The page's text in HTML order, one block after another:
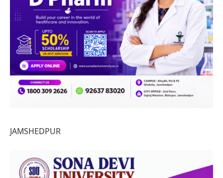
JAMSHEDPUR